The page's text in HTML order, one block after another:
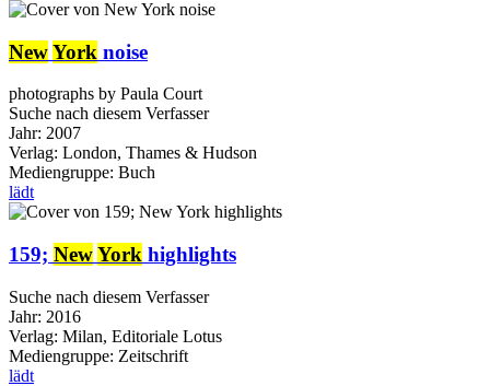
NewYork noise
photographs by Paula Court
Suche nach diesem Verfasser
Jahr: 2007
Verlag: London, Thames & Hudson
Mediengruppe: Buch
lädt
159; NewYork highlights
Suche nach diesem Verfasser
Jahr: 2016
Verlag: Milan, Editoriale Lotus
Mediengruppe: Zeitschrift
lädt